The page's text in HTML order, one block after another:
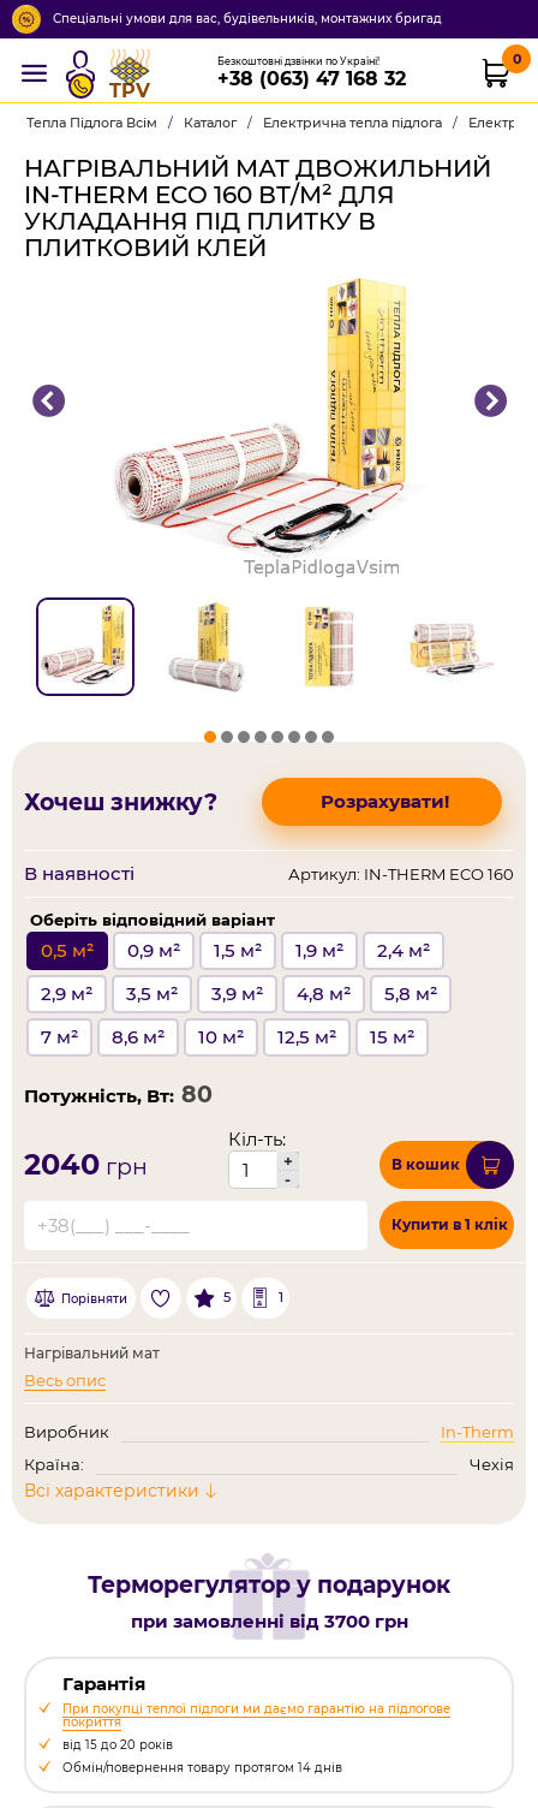
Спеціальні умови для вас, будівельників, монтажних бригад
TPV
Безкоштовні дзвінки по Україні!
+38 (063) 47 168 32
0
Тепла Підлога Всім / Каталог / Електрична тепла підлога /
НАГРІВАЛЬНИЙ МАТ ДВОЖИЛЬНИЙ
IN-THERM ECO 160 ВТ/М² ДЛЯ
УКЛАДАННЯ ПІД ПЛИТКУ В
ПЛИТКОВИЙ КЛЕЙ
Хочеш знижку? Розрахувати!
В наявності Артикул: IN-THERM ECO 160
Оберіть відповідний варіант
0,5 м² 0,9 м² 1,5 м² 1,9 м²
2,4 м²
2,9 м²
3,5 м² 3,9 м² 4,8 м²
5,8 м²
7 м²
8,6 м² 10 м² 12,5 м² 15 м²
Потужність, Вт:
2040 грн
Кіл-ть:
+
-
В кошик
Купити в 1 клік
Порівняти 5 1
Нагрівальний мат
Весь опис
Виробник
In-Therm
Країна:
Чехія
Всі характеристики
Терморегулятор у подарунок
при замовленні від 3700 грн
Гарантія
При покупці теплої підлоги ми даємо гарантію на підлогове
покриття
від 15 до 20 років
Обмін/повернення товару протягом 14 днів